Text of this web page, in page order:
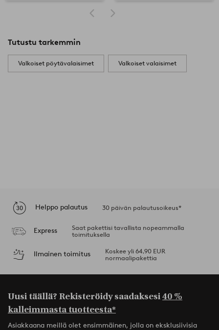
Tutustu tarkemmin
Valkoiset pöytävalaisimet Valkoiset valaisimet
Helppo palautus 30 päivän palautusoikeus*
Express
Saat pakettisi tavallista nopeammalla
toimituksella
Ilmainen toimitus
Koskee yli 64,90 EUR
normaalipakettia
Uusi täällä? Rekisteröidy saadaksesi40 %
kalleimmasta tuotteesta*
Asiakkaana meillä olet ensimmäinen, jolla on eksklusiivisia